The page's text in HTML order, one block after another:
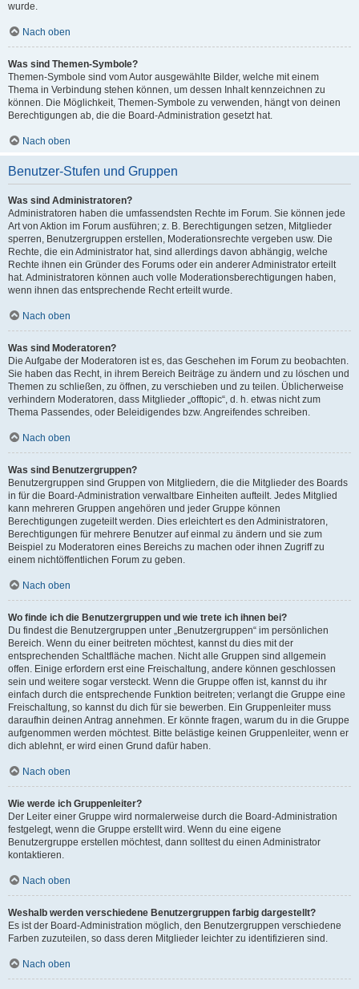
wurde.
Nach oben
Was sind Themen-Symbole?
Themen-Symbole sind vom Autor ausgewählte Bilder, welche mit einem
Thema in Verbindung stehen können, um dessen Inhalt kennzeichnen zu
können. Die Möglichkeit, Themen-Symbole zu verwenden, hängt von deinen
Berechtigungen ab, die die Board-Administration gesetzt hat.
Nach oben
Benutzer-Stufen und Gruppen
Was sind Administratoren?
Administratoren haben die umfassendsten Rechte im Forum. Sie können jede
Art von Aktion im Forum ausführen; z. B. Berechtigungen setzen, Mitglieder
sperren, Benutzergruppen erstellen, Moderationsrechte vergeben usw. Die
Rechte, die ein Administrator hat, sind allerdings davon abhängig, welche
Rechte ihnen ein Gründer des Forums oder ein anderer Administrator erteilt
hat. Administratoren können auch volle Moderationsberechtigungen haben,
wenn ihnen das entsprechende Recht erteilt wurde.
Nach oben
Was sind Moderatoren?
Die Aufgabe der Moderatoren ist es, das Geschehen im Forum zu beobachten.
Sie haben das Recht, in ihrem Bereich Beiträge zu ändern und zu löschen und
Themen zu schließen, zu öffnen, zu verschieben und zu teilen. Üblicherweise
verhindern Moderatoren, dass Mitglieder „offtopic“, d. h. etwas nicht zum
Thema Passendes, oder Beleidigendes bzw. Angreifendes schreiben.
Nach oben
Was sind Benutzergruppen?
Benutzergruppen sind Gruppen von Mitgliedern, die die Mitglieder des Boards
in für die Board-Administration verwaltbare Einheiten aufteilt. Jedes Mitglied
kann mehreren Gruppen angehören und jeder Gruppe können
Berechtigungen zugeteilt werden. Dies erleichtert es den Administratoren,
Berechtigungen für mehrere Benutzer auf einmal zu ändern und sie zum
Beispiel zu Moderatoren eines Bereichs zu machen oder ihnen Zugriff zu
einem nichtöffentlichen Forum zu geben.
Nach oben
Wo finde ich die Benutzergruppen und wie trete ich ihnen bei?
Du findest die Benutzergruppen unter „Benutzergruppen“ im persönlichen
Bereich. Wenn du einer beitreten möchtest, kannst du dies mit der
entsprechenden Schaltfläche machen. Nicht alle Gruppen sind allgemein
offen. Einige erfordern erst eine Freischaltung, andere können geschlossen
sein und weitere sogar versteckt. Wenn die Gruppe offen ist, kannst du ihr
einfach durch die entsprechende Funktion beitreten; verlangt die Gruppe eine
Freischaltung, so kannst du dich für sie bewerben. Ein Gruppenleiter muss
daraufhin deinen Antrag annehmen. Er könnte fragen, warum du in die Gruppe
aufgenommen werden möchtest. Bitte belästige keinen Gruppenleiter, wenn er
dich ablehnt, er wird einen Grund dafür haben.
Nach oben
Wie werde ich Gruppenleiter?
Der Leiter einer Gruppe wird normalerweise durch die Board-Administration
festgelegt, wenn die Gruppe erstellt wird. Wenn du eine eigene
Benutzergruppe erstellen möchtest, dann solltest du einen Administrator
kontaktieren.
Nach oben
Weshalb werden verschiedene Benutzergruppen farbig dargestellt?
Es ist der Board-Administration möglich, den Benutzergruppen verschiedene
Farben zuzuteilen, so dass deren Mitglieder leichter zu identifizieren sind.
Nach oben